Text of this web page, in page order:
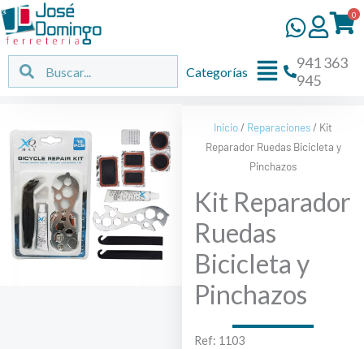
Ir
al
contenido
0
Buscar Buscar
Flyout
Categorías
941 363
945
Inicio / Reparaciones / Kit
Reparador Ruedas Bicicleta y
Pinchazos
Kit Reparador
Ruedas
Bicicleta y
Pinchazos
Ref: 1103